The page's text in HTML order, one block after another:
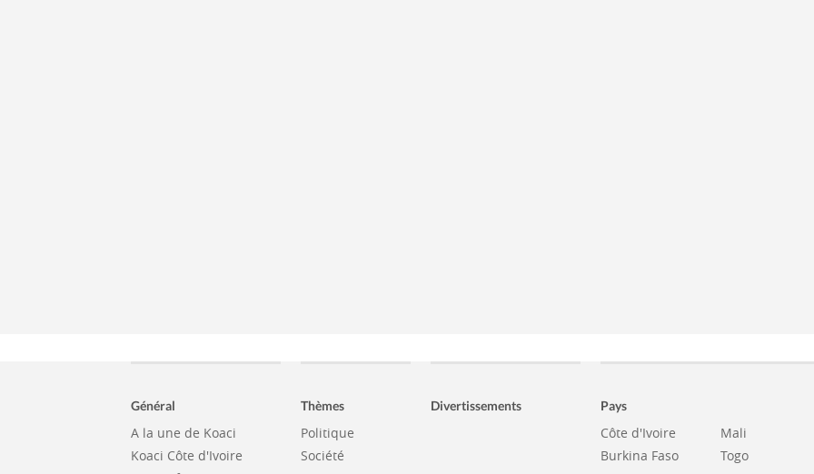
Général
A la une de Koaci
Koaci Côte d'Ivoire
Thèmes
Politique
Société
Divertissements Pays
Côte d'Ivoire
Burkina Faso
Mali
Togo